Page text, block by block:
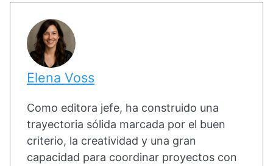
Elena Voss
Como editora jefe, ha construido una
trayectoria sólida marcada por el buen
criterio, la creatividad y una gran
capacidad para coordinar proyectos con